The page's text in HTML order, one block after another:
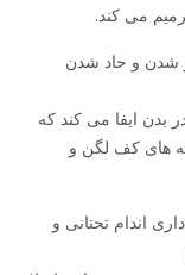
می کند.
شدن و حاد شدن
ایفا می کند که
های کف لگن و
اندام تحتانی و